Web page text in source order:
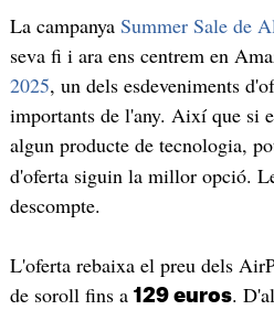
La campanya Summer Sale de
seva fi i ara ens centrem en
2025, un dels esdeveniments
importants de l'any. Així que si
algun producte de tecnologia,
d'oferta siguin la millor opció.
descompte.
L'oferta rebaixa el preu dels
de soroll fins a 129 euros.